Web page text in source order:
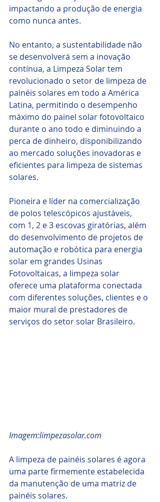
impactando a produção de energia
como nunca antes.
No entanto, a sustentabilidade não
se desenvolverá sem a inovação
contínua, a Limpeza Solar tem
revolucionado o setor de limpeza de
painéis solares em todo a América
Latina, permitindo o desempenho
máximo do painel solar fotovoltaico
durante o ano todo e diminuindo a
perca de dinheiro, disponibilizando
ao mercado soluções inovadoras e
eficientes para limpeza de sistemas
solares.
Pioneira e líder na comercialização
de polos telescópicos ajustáveis,
com 1, 2 e 3 escovas giratórias, além
do desenvolvimento de projetos de
automação e robótica para energia
solar em grandes Usinas
Fotovoltaicas, a limpeza solar
oferece uma plataforma conectada
com diferentes soluções, clientes e o
maior mural de prestadores de
serviços do setor solar Brasileiro.
Imagem:limpezasolar.com
A limpeza de painéis solares é agora
uma parte firmemente estabelecida
da manutenção de uma matriz de
painéis solares.